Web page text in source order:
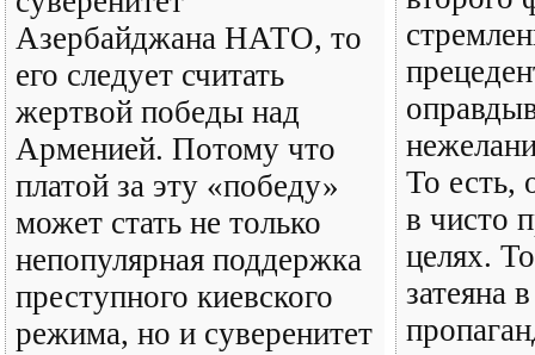
Азербайджана НАТО, то
его следует считать
жертвой победы над
Арменией. Потому что
платой за эту «победу»
может стать не только
непопулярная поддержка
преступного киевского
режима, но и суверенитет
То есть,
в чисто
целях.
затеяна